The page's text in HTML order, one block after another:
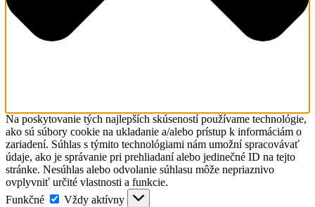
Na poskytovanie tých najlepších skúseností používame technológie,
ako sú súbory cookie na ukladanie a/alebo prístup k informáciám o
zariadení. Súhlas s týmito technológiami nám umožní spracovávať
údaje, ako je správanie pri prehliadaní alebo jedinečné ID na tejto
stránke. Nesúhlas alebo odvolanie súhlasu môže nepriaznivo
ovplyvniť určité vlastnosti a funkcie.
Funkčné
Funkčné
Vždy aktívny